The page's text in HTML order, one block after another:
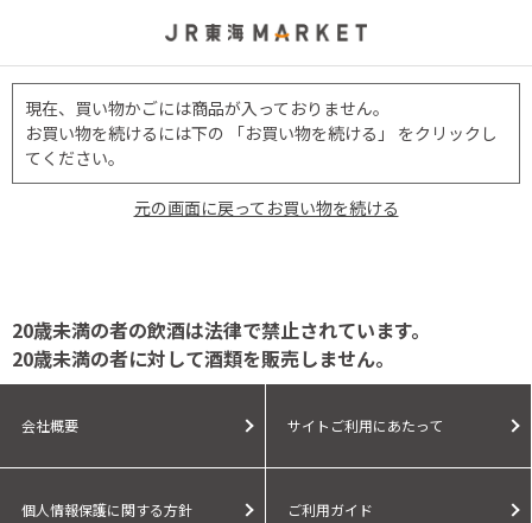
現在、買い物かごには商品が入っておりません。
お買い物を続けるには下の 「お買い物を続ける」 をクリックし
てください。
元の画面に戻ってお買い物を続ける
20歳未満の者の飲酒は法律で禁止されています。
20歳未満の者に対して酒類を販売しません。
会社概要 サイトご利用にあたって
個人情報保護に関する方針 ご利用ガイド